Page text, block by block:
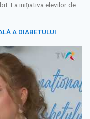
La inițiativa elevilor de
A DIABETULUI